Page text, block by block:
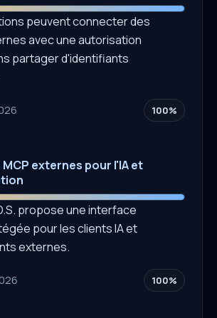
peuvent connecter des
avec une autorisation
partager d'identifiants
100%
externes pour l'IA et
propose une interface
pour les clients IA et
externes.
100%